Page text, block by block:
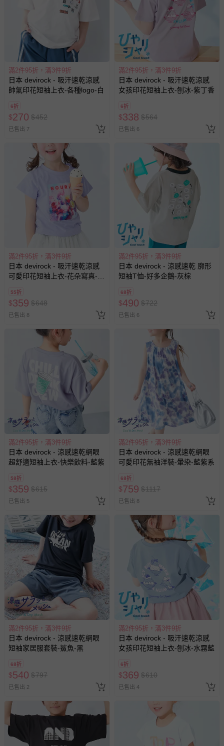
滿2件95折，滿3件9折
日本 devirock - 吸汗速乾涼感
帥氣印花短袖上衣-各種logo-白
6折
$270 $452
已售出 7
滿2件95折，滿3件9折
日本 devirock - 吸汗速乾涼感
女孩印花短袖上衣-刨冰-紫丁香
6折
$338 $564
已售出 6
滿2件95折，滿3件9折
日本 devirock - 吸汗速乾涼感
可愛印花短袖上衣-花朵寫真-藍
55折
$359 $648
已售出 8
滿2件95折，滿3件9折
日本 devirock - 涼感速乾 廓形
短袖T恤-好多企鵝-灰棕
68折
$490 $722
已售出 6
滿2件95折，滿3件9折
日本 devirock - 涼感速乾網眼
超舒適短袖上衣-快樂飲料-藍紫
58折
$359 $615
已售出 5
滿2件95折，滿3件9折
日本 devirock - 涼感速乾網眼
可愛印花無袖洋裝-暈染-藍紫系
68折
$759 $1117
已售出 8
滿2件95折，滿3件9折
日本 devirock - 涼感速乾網眼
短袖家居服套裝-鯊魚-黑
68折
$540 $797
已售出 2
滿2件95折，滿3件9折
日本 devirock - 吸汗速乾涼感
女孩印花短袖上衣-刨冰-水霧藍
6折
$369 $610
已售出 4